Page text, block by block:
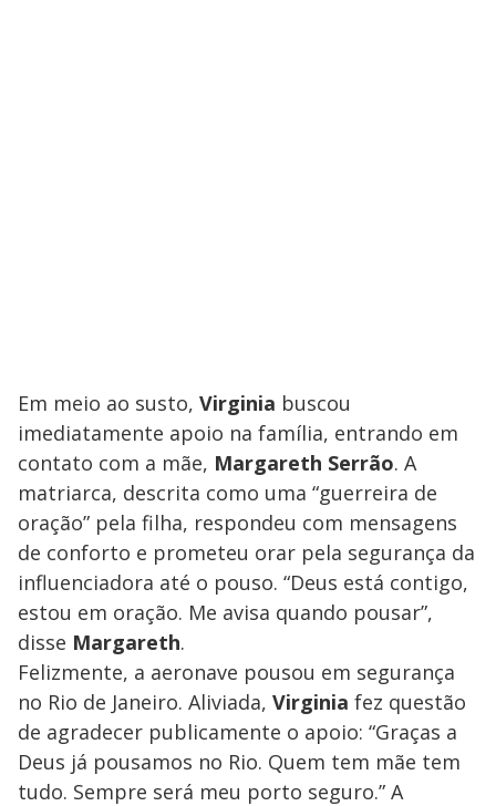
Em meio ao susto, Virginia buscou
imediatamente apoio na família, entrando em
contato com a mãe, Margareth Serrão. A
matriarca, descrita como uma “guerreira de
oração” pela filha, respondeu com mensagens
de conforto e prometeu orar pela segurança da
influenciadora até o pouso. “Deus está contigo,
estou em oração. Me avisa quando pousar”,
disse Margareth.
Felizmente, a aeronave pousou em segurança
no Rio de Janeiro. Aliviada, Virginia fez questão
de agradecer publicamente o apoio: “Graças a
Deus já pousamos no Rio. Quem tem mãe tem
tudo. Sempre será meu porto seguro.” A